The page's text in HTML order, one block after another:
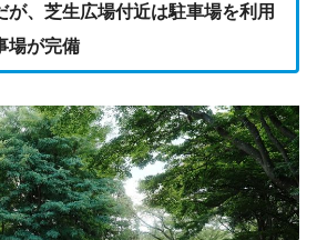
が、芝生広場付近は駐車場を利用
場が完備